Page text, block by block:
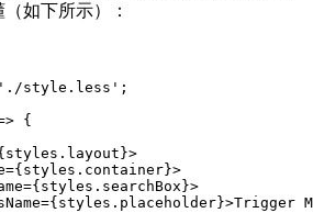
如下所示）：
'./style.less' ;
{
styles . layout }>
={ styles . container}>
={ styles . searchBox }>
={ styles . placeholder}>Trigger